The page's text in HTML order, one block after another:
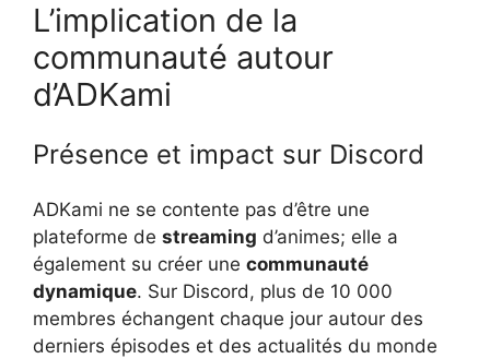
L’implication de la
communauté autour
d’ADKami
Présence et impact sur Discord
ADKami ne se contente pas d’être une
plateforme de streaming d’animes; elle a
également su créer une communauté
dynamique. Sur Discord, plus de 10 000
membres échangent chaque jour autour des
derniers épisodes et des actualités du monde